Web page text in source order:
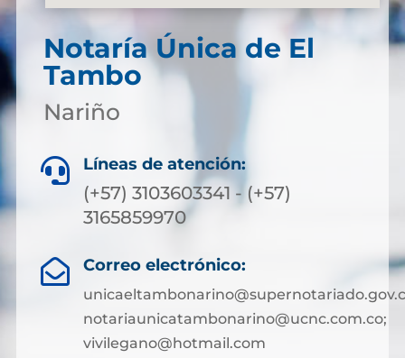
Notaría Única de El
Tambo
Nariño
 Líneas de atención:
(+57) 3103603341 - (+57)
3165859970
 Correo electrónico:
notariaunicatambonarino@ucnc.com.co;
vivilegano@hotmail.com